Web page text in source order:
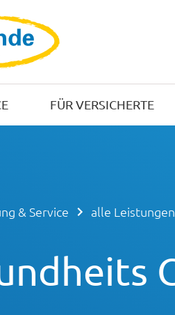
FÜR VERSICHERTE
& Service alle Leistungen